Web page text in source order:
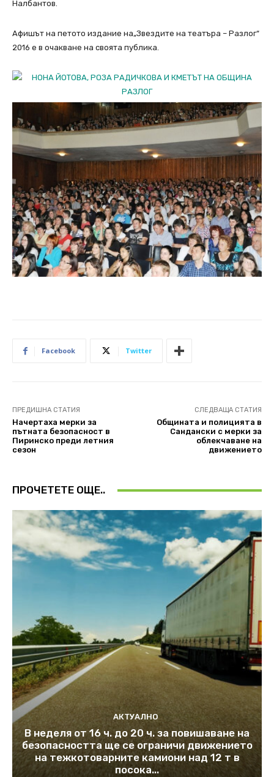
Налбантов.
Афишът на петото издание на„Звездите на театъра – Разлог“
2016 е в очакване на своята публика.
Facebook Twitter
ПРЕДИШНА СТАТИЯ
Начертаха мерки за
пътната безопасност в
Пиринско преди летния
сезон
СЛЕДВАЩА СТАТИЯ
Общината и полицията в
Сандански с мерки за
облекчаване на
движението
ПРОЧЕТЕТЕ ОЩЕ..
АКТУАЛНО
В неделя от 16 ч. до 20 ч. за повишаване на
безопасността ще се ограничи движението
на тежкотоварните камиони над 12 т в
посока...